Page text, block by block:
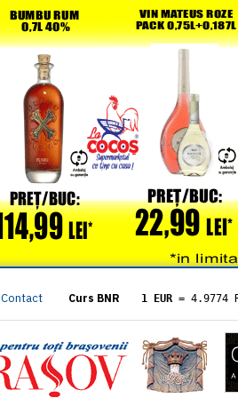
Contact Curs BNR 1 EUR = 4.9774
= 5.8304
1 XAU= 464.4611
1 AED= 1.1933
1 AUD= 2.7957
1 BGN= 2.5449